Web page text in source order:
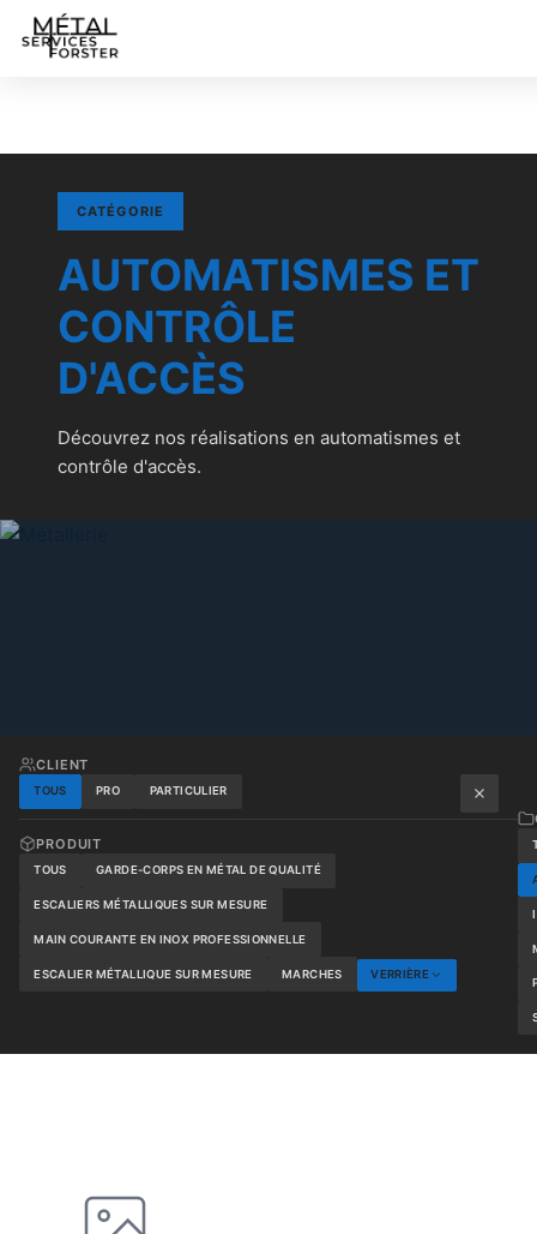
CATÉGORIE
AUTOMATISMES ET
CONTRÔLE
D'ACCÈS
Découvrez nos réalisations en automatismes et
contrôle d'accès.
CLIENT
TOUS PRO PARTICULIER
PRODUIT
TOUS GARDE-CORPS EN MÉTAL DE QUALITÉ
ESCALIERS MÉTALLIQUES SUR MESURE
MAIN COURANTE EN INOX PROFESSIONNELLE
ESCALIER MÉTALLIQUE SUR MESURE MARCHES VERRIÈRE